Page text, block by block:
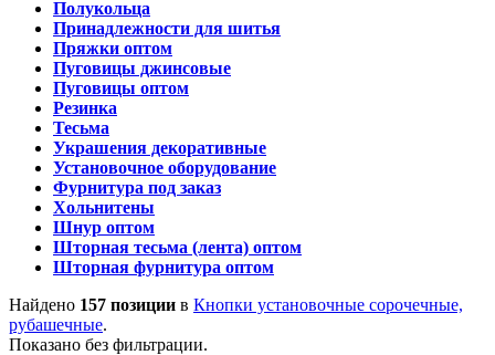
Полукольца
Принадлежности для шитья
Пряжки оптом
Пуговицы джинсовые
Пуговицы оптом
Резинка
Тесьма
Украшения декоративные
Установочное оборудование
Фурнитура под заказ
Хольнитены
Шнур оптом
Шторная тесьма (лента) оптом
Шторная фурнитура оптом
Найдено 157 позиции в Кнопки установочные сорочечные,
рубашечные.
Показано без фильтрации.